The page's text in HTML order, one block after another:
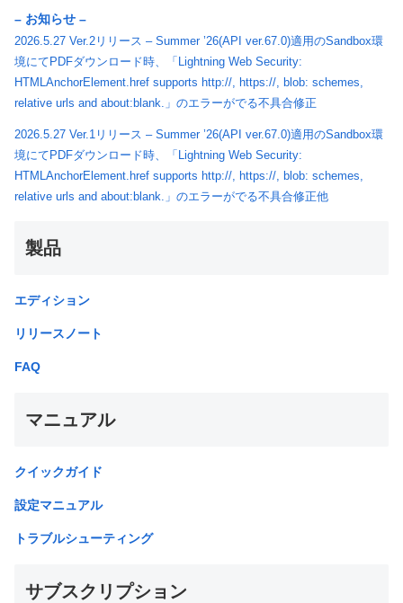
– お知らせ –
2026.5.27 Ver.2リリース – Summer ’26(API ver.67.0)適用のSandbox環
境にてPDFダウンロード時、「Lightning Web Security:
HTMLAnchorElement.href supports http://, https://, blob: schemes,
relative urls and about:blank.」のエラーがでる不具合修正
2026.5.27 Ver.1リリース – Summer ’26(API ver.67.0)適用のSandbox環
境にてPDFダウンロード時、「Lightning Web Security:
HTMLAnchorElement.href supports http://, https://, blob: schemes,
relative urls and about:blank.」のエラーがでる不具合修正他
製品
エディション
リリースノート
FAQ
マニュアル
クイックガイド
設定マニュアル
トラブルシューティング
サブスクリプション